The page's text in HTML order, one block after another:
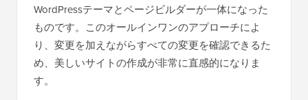
WordPressテーマとページビルダーが一体になった
ものです。このオールインワンのアプローチによ
り、変更を加えながらすべての変更を確認できるた
め、美しいサイトの作成が非常に直感的になりま
す。